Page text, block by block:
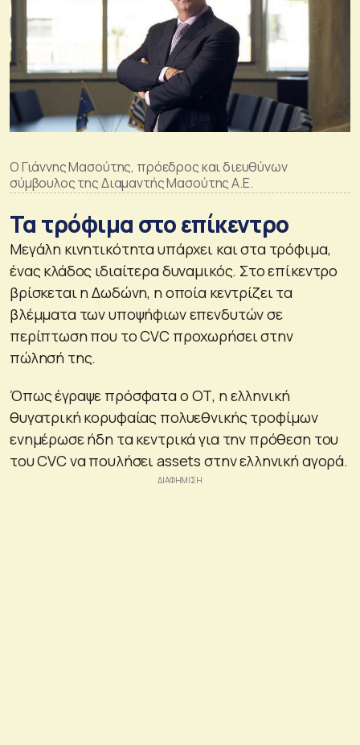
O Γιάννης Μασούτης, πρόεδρος και διευθύνων
σύμβουλος της Διαμαντής Μασούτης Α.Ε.
Τα τρόφιμα στο επίκεντρο
Μεγάλη κινητικότητα υπάρχει και στα τρόφιμα,
ένας κλάδος ιδιαίτερα δυναμικός. Στο επίκεντρο
βρίσκεται η Δωδώνη, η οποία κεντρίζει τα
βλέμματα των υποψήφιων επενδυτών σε
περίπτωση που το CVC προχωρήσει στην
πώλησή της.
Όπως έγραψε πρόσφατα ο ΟΤ, η ελληνική
θυγατρική κορυφαίας πολυεθνικής τροφίμων
ενημέρωσε ήδη τα κεντρικά για την πρόθεση του
του CVC να πουλήσει assets στην ελληνική αγορά.